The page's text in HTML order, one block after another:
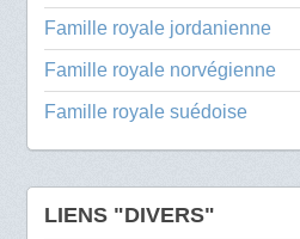
Famille royale jordanienne
Famille royale norvégienne
Famille royale suédoise
LIENS "DIVERS"